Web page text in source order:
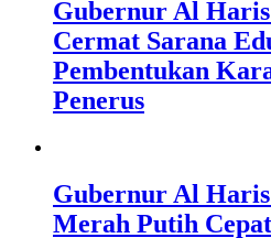
Gubernur Al
Cermat Sarana
Pembentukan
Penerus
Gubernur Al
Merah Putih